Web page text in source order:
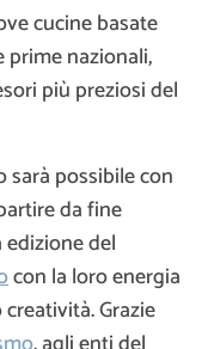
cucine basate
prime nazionali,
più preziosi del
possibile con
da fine
del
con la loro energia
Grazie